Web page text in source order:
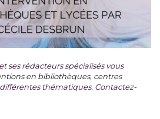
ses rédacteurs spécialisés vous
en bibliothèques, centres
thématiques. Contactez-